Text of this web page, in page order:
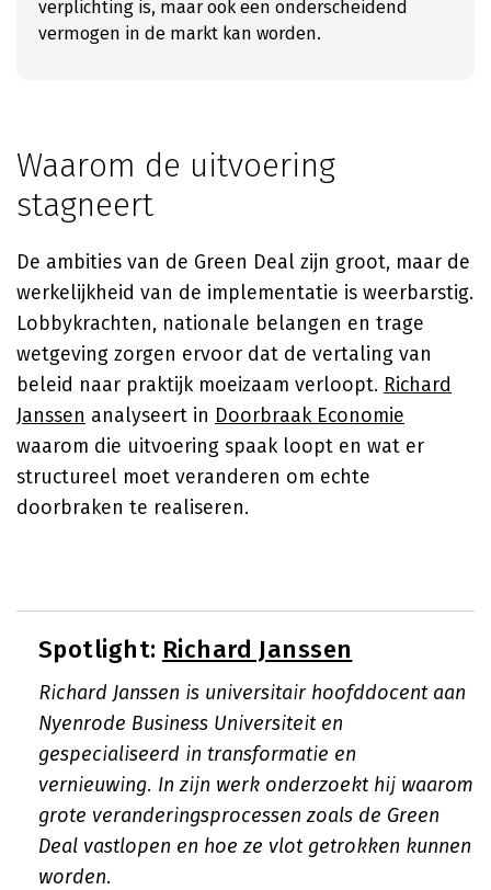
verplichting is, maar ook een onderscheidend
vermogen in de markt kan worden.
Waarom de uitvoering
stagneert
De ambities van de Green Deal zijn groot, maar de
werkelijkheid van de implementatie is weerbarstig.
Lobbykrachten, nationale belangen en trage
wetgeving zorgen ervoor dat de vertaling van
beleid naar praktijk moeizaam verloopt. Richard
Janssen analyseert in Doorbraak Economie
waarom die uitvoering spaak loopt en wat er
structureel moet veranderen om echte
doorbraken te realiseren.
Spotlight: Richard Janssen
Richard Janssen is universitair hoofddocent aan
Nyenrode Business Universiteit en
gespecialiseerd in transformatie en
vernieuwing. In zijn werk onderzoekt hij waarom
grote veranderingsprocessen zoals de Green
Deal vastlopen en hoe ze vlot getrokken kunnen
worden.